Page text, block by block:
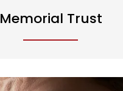
Memorial Trust